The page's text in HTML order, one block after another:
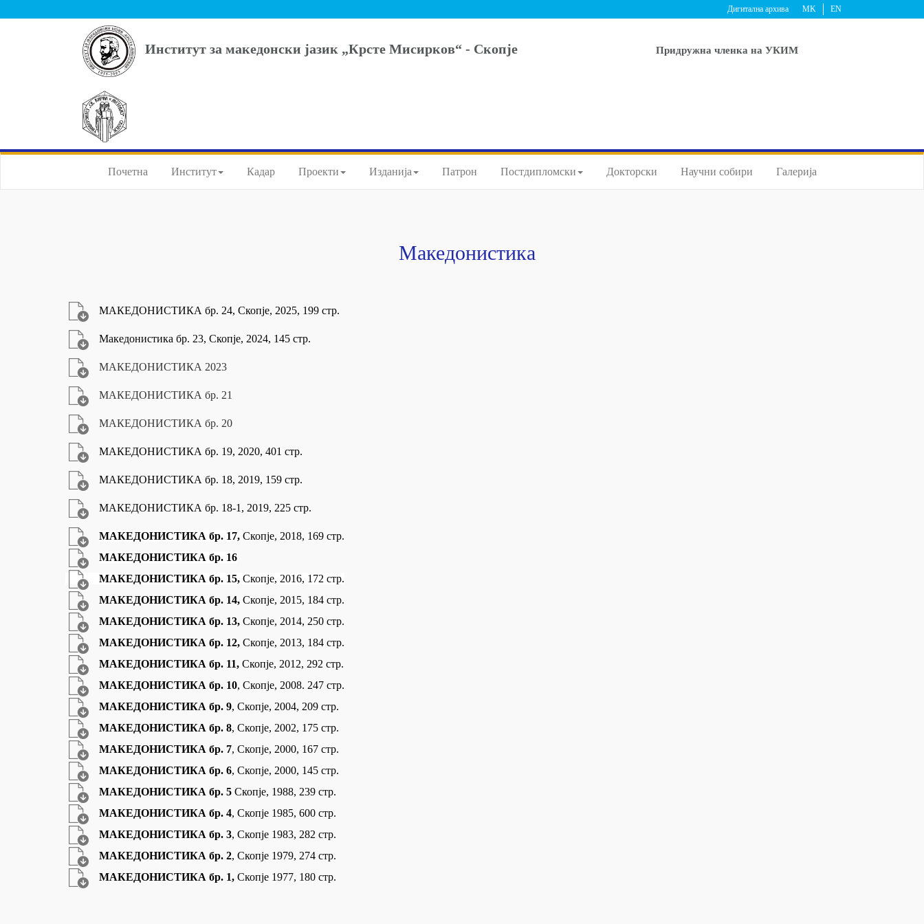
MK EN
Дигитална архива
Институт за македонски јазик „Крсте Мисирков“ - Скопје Придружна членка на УКИМ
Почетна Институт Кадар Проекти Изданија Патрон Постдипломски Докторски Научни собири Галерија
Македонистика
МАКЕДОНИСТИКА бр. 24, Скопје, 2025, 199 стр.
Македонистика бр. 23, Скопје, 2024, 145 стр.
МАКЕДОНИСТИКА 2023
МАКЕДОНИСТИКА бр. 21
МАКЕДОНИСТИКА бр. 20
МАКЕДОНИСТИКА бр. 19, 2020, 401 стр.
МАКЕДОНИСТИКА бр. 18, 2019, 159 стр.
МАКЕДОНИСТИКА бр. 18-1, 2019, 225 стр.
МАКЕДОНИСТИКА бр. 17, Скопје, 2018, 169 стр.
МАКЕДОНИСТИКА бр. 16
МАКЕДОНИСТИКА бр. 15, Скопје, 2016, 172 стр.
МАКЕДОНИСТИКА бр. 14, Скопје, 2015, 184 стр.
МАКЕДОНИСТИКА бр. 13, Скопје, 2014, 250 стр.
МАКЕДОНИСТИКА бр. 12, Скопје, 2013, 184 стр.
МАКЕДОНИСТИКА бр. 11, Скопје, 2012, 292 стр.
МАКЕДОНИСТИКА бр. 10, Скопје, 2008. 247 стр.
МАКЕДОНИСТИКА бр. 9, Скопје, 2004, 209 стр.
МАКЕДОНИСТИКА бр. 8, Скопје, 2002, 175 стр.
МАКЕДОНИСТИКА бр. 7, Скопје, 2000, 167 стр.
МАКЕДОНИСТИКА бр. 6, Скопје, 2000, 145 стр.
МАКЕДОНИСТИКА бр. 5 Скопје, 1988, 239 стр.
МАКЕДОНИСТИКА бр. 4, Скопје 1985, 600 стр.
МАКЕДОНИСТИКА бр. 3, Скопје 1983, 282 стр.
МАКЕДОНИСТИКА бр. 2, Скопје 1979, 274 стр.
МАКЕДОНИСТИКА бр. 1, Скопје 1977, 180 стр.